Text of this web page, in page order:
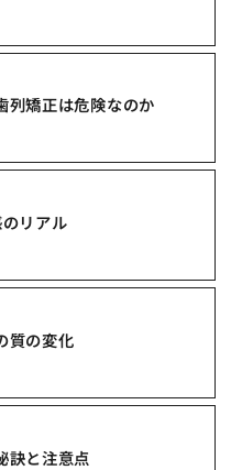
列矯正は危険なのか
リアル
質の変化
訣と注意点